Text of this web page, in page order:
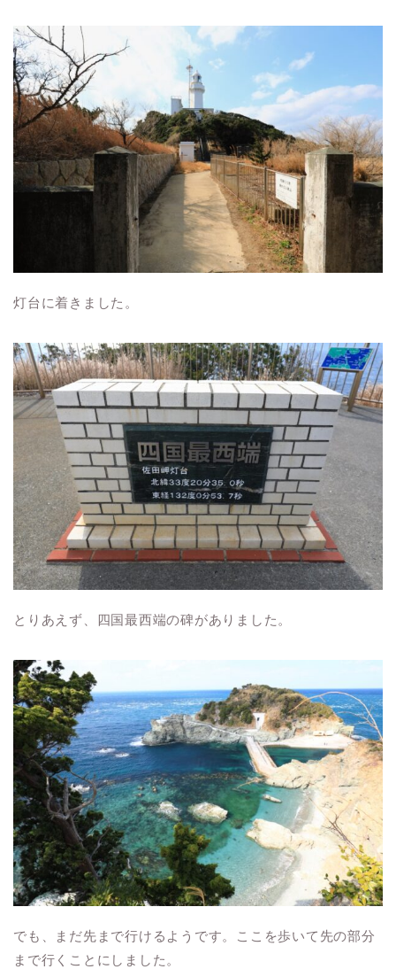
灯台に着きました。
とりあえず、四国最西端の碑がありました。
でも、まだ先まで行けるようです。ここを歩いて先の部分
まで行くことにしました。